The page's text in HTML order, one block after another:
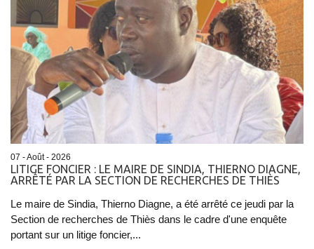
07 - Août - 2026
LITIGE FONCIER : LE MAIRE DE SINDIA, THIERNO DIAGNE,
ARRÊTÉ PAR LA SECTION DE RECHERCHES DE THIÈS
Le maire de Sindia, Thierno Diagne, a été arrêté ce jeudi par la
Section de recherches de Thiès dans le cadre d'une enquête
portant sur un litige foncier,...